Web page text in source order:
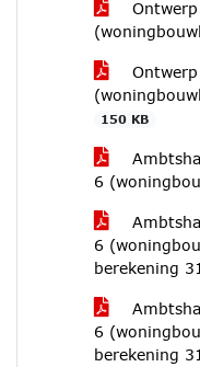
150 KB
6
6
berekening
6
berekening